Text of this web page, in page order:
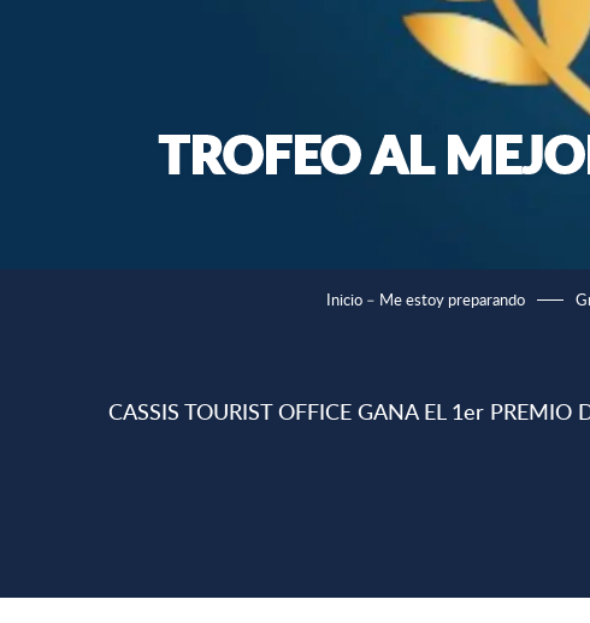
TROFEO AL
Inicio – Me estoy preparando
CASSIS TOURIST OFFICE GANA EL 1er PREMIO